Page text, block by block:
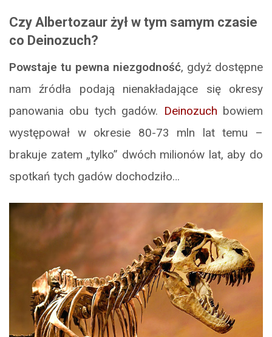
Czy Albertozaur żył w tym samym czasie
co Deinozuch?
Powstaje tu pewna niezgodność, gdyż dostępne
nam źródła podają nienakładające się okresy
panowania obu tych gadów. Deinozuch bowiem
występował w okresie 80-73 mln lat temu –
brakuje zatem „tylko” dwóch milionów lat, aby do
spotkań tych gadów dochodziło…